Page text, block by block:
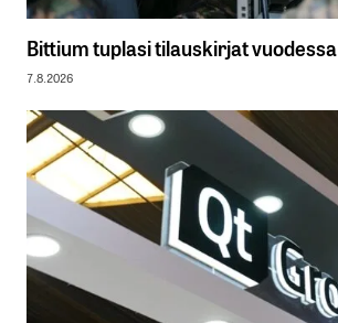
Bittium tuplasi tilauskirjat vuodessa
7.8.2026